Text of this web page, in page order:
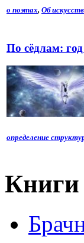
о поэтах, Об
По сёдлам:
определение
Книги